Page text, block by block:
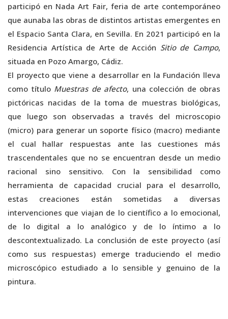
participó en Nada Art Fair, feria de arte contemporáneo
que aunaba las obras de distintos artistas emergentes en
el Espacio Santa Clara, en Sevilla. En 2021 participó en la
Residencia Artística de Arte de Acción Sitio de Campo,
situada en Pozo Amargo, Cádiz.
El proyecto que viene a desarrollar en la Fundación lleva
como título Muestras de afecto, una colección de obras
pictóricas nacidas de la toma de muestras biológicas,
que luego son observadas a través del microscopio
(micro) para generar un soporte físico (macro) mediante
el cual hallar respuestas ante las cuestiones más
trascendentales que no se encuentran desde un medio
racional sino sensitivo. Con la sensibilidad como
herramienta de capacidad crucial para el desarrollo,
estas creaciones están sometidas a diversas
intervenciones que viajan de lo científico a lo emocional,
de lo digital a lo analógico y de lo íntimo a lo
descontextualizado. La conclusión de este proyecto (así
como sus respuestas) emerge traduciendo el medio
microscópico estudiado a lo sensible y genuino de la
pintura.